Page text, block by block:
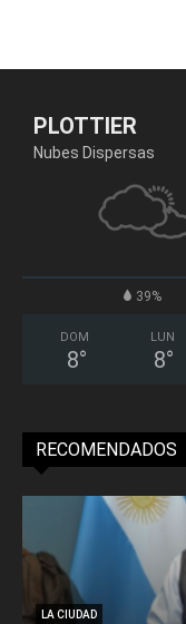
PLOTTIER
Nubes Dispersas
39%
DOM
8°
LUN
8°
RECOMENDADOS
LA CIUDAD